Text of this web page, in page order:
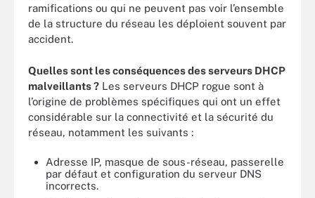
ramifications ou qui ne peuvent pas voir l’ensemble
de la structure du réseau les déploient souvent par
accident.
Quelles sont les conséquences des serveurs DHCP
malveillants ? Les serveurs DHCP rogue sont à
l’origine de problèmes spécifiques qui ont un effet
considérable sur la connectivité et la sécurité du
réseau, notamment les suivants :
Adresse IP, masque de sous-réseau, passerelle
par défaut et configuration du serveur DNS
incorrects.